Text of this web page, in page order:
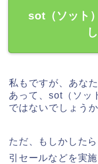
sot（ソット
私もですが、あな
あって、sot（ソッ
ではないでしょうか
ただ、もしかした
引セールなどを実